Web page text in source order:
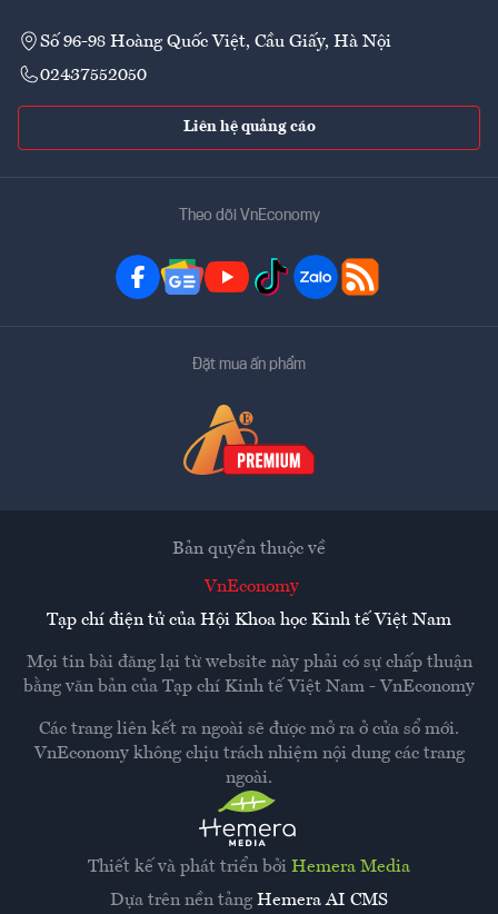
Số 96-98 Hoàng Quốc Việt, Cầu Giấy, Hà Nội
02437552050
Liên hệ quảng cáo
Theo dõi VnEconomy
Đặt mua ấn phẩm
Thiết kế và phát triển bởi Hemera Media
Dựa trên nền tảng Hemera AI CMS
Bản quyền thuộc về
VnEconomy
Tạp chí điện tử của Hội Khoa học Kinh tế Việt Nam
Mọi tin bài đăng lại từ website này phải có sự chấp thuận
bằng văn bản của Tạp chí Kinh tế Việt Nam - VnEconomy
Các trang liên kết ra ngoài sẽ được mở ra ở cửa sổ mới.
VnEconomy không chịu trách nhiệm nội dung các trang
ngoài.